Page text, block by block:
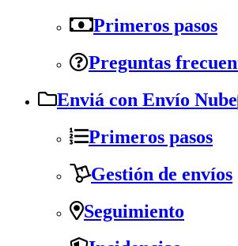
Primeros pasos
Preguntas
Enviá con Envío Nube
Primeros pasos
Gestión de envíos
Seguimiento